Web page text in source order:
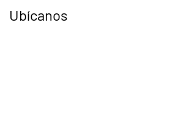
Ubícanos